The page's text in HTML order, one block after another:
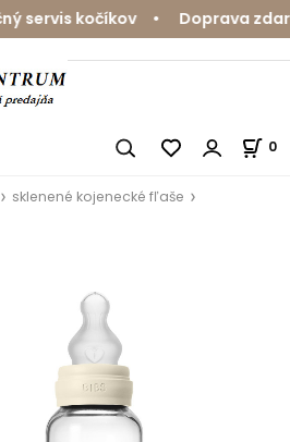
kočíkov • Doprava
0
sklenené kojenecké fľaše